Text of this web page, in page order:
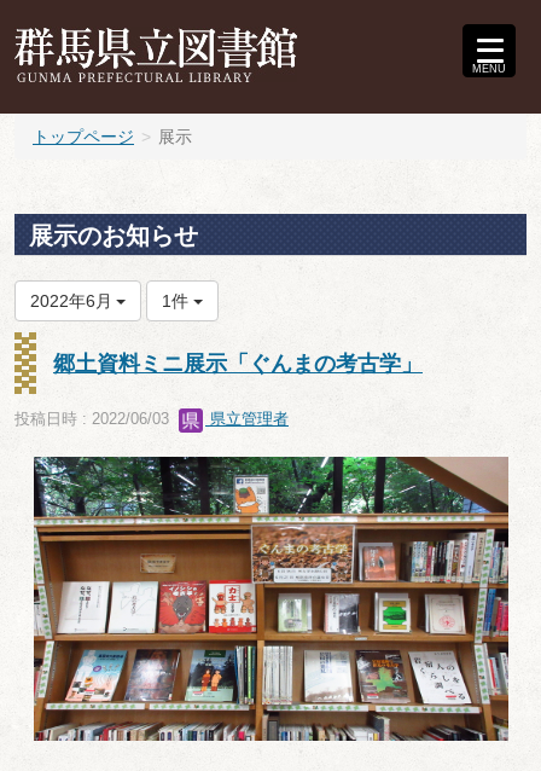
MENU
トップページ 展示
展示のお知らせ
2022年6月 1件
郷土資料ミニ展示「ぐんまの考古学」
投稿日時 : 2022/06/03 県立管理者